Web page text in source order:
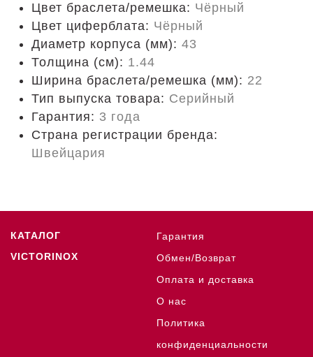
Цвет браслета/ремешка: Чёрный
Цвет циферблата: Чёрный
Диаметр корпуса (мм): 43
Толщина (см): 1.44
Ширина браслета/ремешка (мм): 22
Тип выпуска товара: Серийный
Гарантия: 3 года
Страна регистрации бренда:
Швейцария
КАТАЛОГ
VICTORINOX
Гарантия
Обмен/Возврат
Оплата и доставка
О нас
Политика
конфиденциальности